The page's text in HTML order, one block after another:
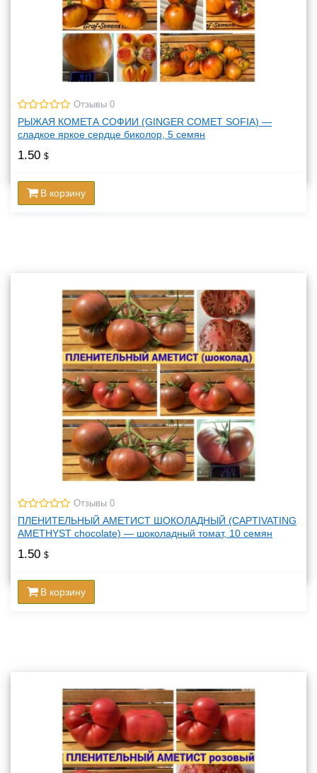
Отзывы 0
РЫЖАЯ КОМЕТА СОФИИ (GINGER COMET SOFIA) —
сладкое яркое сердце биколор, 5 семян
1.50 $
В корзину
Отзывы 0
ПЛЕНИТЕЛЬНЫЙ АМЕТИСТ ШОКОЛАДНЫЙ (CAPTIVATING
AMETHYST chocolate) — шоколадный томат, 10 семян
1.50 $
В корзину